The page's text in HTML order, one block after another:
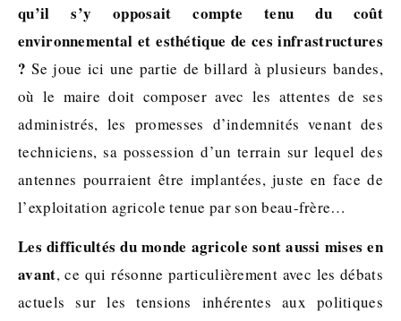
qu’il s’y opposait compte tenu du coût
environnemental et esthétique de ces infrastructures
? Se joue ici une partie de billard à plusieurs bandes,
où le maire doit composer avec les attentes de ses
administrés, les promesses d’indemnités venant des
techniciens, sa possession d’un terrain sur lequel des
antennes pourraient être implantées, juste en face de
l’exploitation agricole tenue par son beau-frère…
Les difficultés du monde agricole sont aussi mises en
avant, ce qui résonne particulièrement avec les débats
actuels sur les tensions inhérentes aux politiques